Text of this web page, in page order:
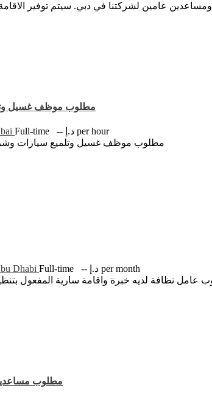
مطلوب موظف غسيل
Full-time
-- د.إ per hour
مطلوب موظف غسيل وتلميع سيارات وشرط يكون
Dhabi Full-time
-- د.إ per month
عامل نظافة لديه خبرة واقامة سارية المفعول بتنظيف لمطعم
مطلوب